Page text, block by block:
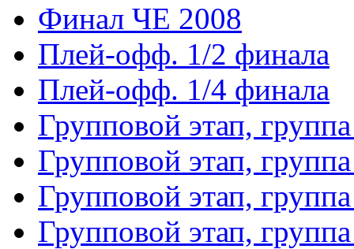
Финал ЧЕ 2008
Плей-офф. 1/2 финала
Плей-офф. 1/4 финала
Групповой этап,
Групповой этап,
Групповой этап,
Групповой этап,